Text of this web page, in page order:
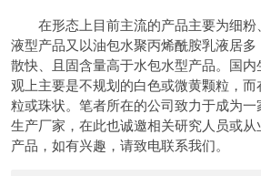
在形态上目前主流的产品主要为细
液型产品又以油包水聚丙烯酰胺乳液居
散快、且固含量高于水包水型产品。国
观上主要是不规划的白色或微黄颗粒，
粒或珠状。笔者所在的公司致力于成为
生产厂家，在此也诚邀相关研究人员或
产品，如有兴趣，请致电联系我们。